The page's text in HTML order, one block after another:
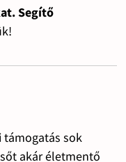
Segítő
támogatás sok
akár életmentő